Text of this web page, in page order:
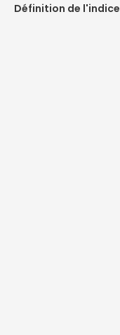
Définition de l'indice